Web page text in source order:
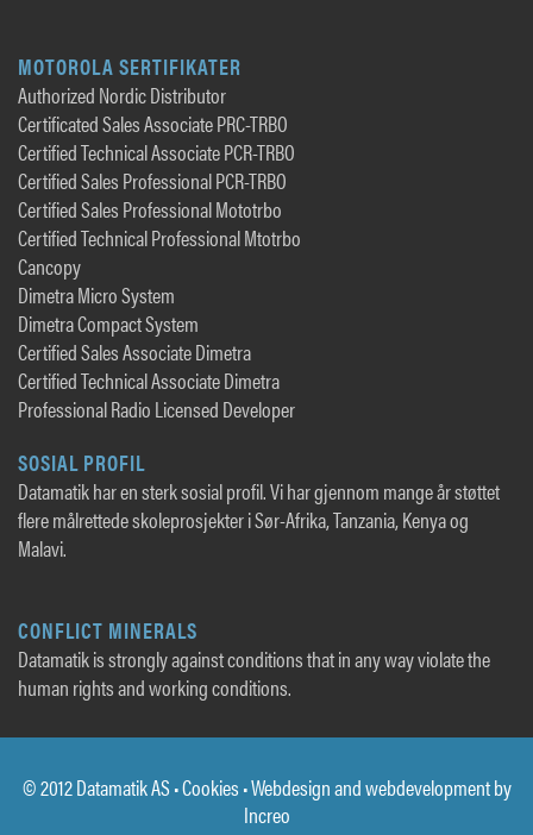
MOTOROLA SERTIFIKATER
Authorized Nordic Distributor
Certificated Sales Associate PRC-TRBO
Certified Technical Associate PCR-TRBO
Certified Sales Professional PCR-TRBO
Certified Sales Professional Mototrbo
Certified Technical Professional Mtotrbo
Cancopy
Dimetra Micro System
Dimetra Compact System
Certified Sales Associate Dimetra
Certified Technical Associate Dimetra
Professional Radio Licensed Developer
SOSIAL PROFIL
Datamatik har en sterk sosial profil. Vi har gjennom mange år støttet
flere målrettede skoleprosjekter i Sør-Afrika, Tanzania, Kenya og
Malavi.
CONFLICT MINERALS
Datamatik is strongly against conditions that in any way violate the
human rights and working conditions.
© 2012 Datamatik AS •Cookies • Webdesign and webdevelopment by
Increo